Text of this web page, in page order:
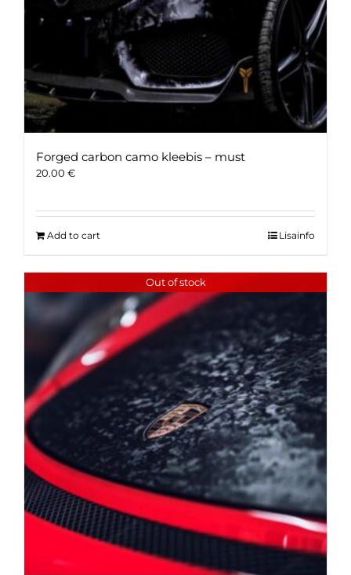
Forged carbon camo kleebis – must
20.00 €
Add to cart Lisainfo
Out of stock